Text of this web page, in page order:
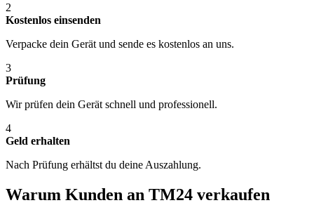
2
Kostenlos einsenden
Verpacke dein Gerät und sende es kostenlos an uns.
3
Prüfung
Wir prüfen dein Gerät schnell und professionell.
4
Geld erhalten
Nach Prüfung erhältst du deine Auszahlung.
Warum Kunden an TM24 verkaufen